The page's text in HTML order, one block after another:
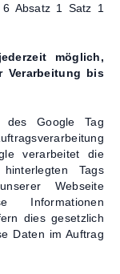
Absatz 1 Satz 1
möglich,
Verarbeitung bis
Google Tag
verarbeitet die
Tags
Webseite
Informationen
dies gesetzlich
Daten im Auftrag